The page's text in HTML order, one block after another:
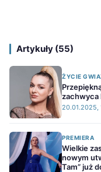
Artykuły (55)
ŻYCIE
zachwyca
20.01.2025,
PREMIERA
Wielkie
nowym
Tam” już